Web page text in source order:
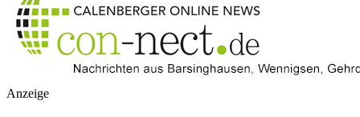
Anzeige